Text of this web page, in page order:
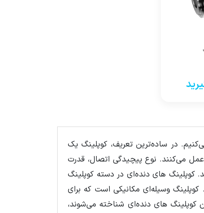
در ساده‌ترین تعریف، کوپلینگ یک
می‌کنند. نوع پیچیدگی اتصال، قدرت
کوپلینگ های دنده‌ای در دسته کوپلینگ
کوپلینگ وسیله‌ای مکانیکی است که برای
کوپلینگ های دنده‌ای شناخته می‌شوند،